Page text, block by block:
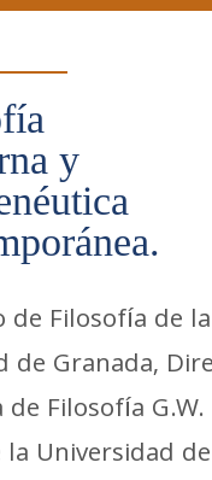
y
de Filosofía de la
de Granada,
Filosofía G.W.
la Universidad de